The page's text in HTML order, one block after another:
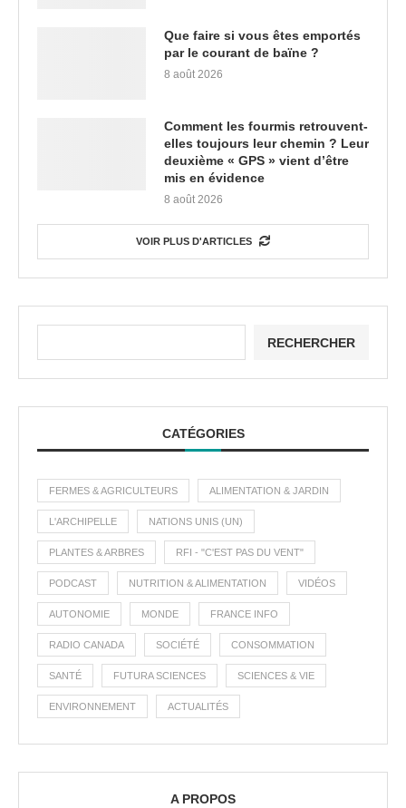
Que faire si vous êtes emportés
par le courant de baïne ?
8 août 2026
Comment les fourmis retrouvent-
elles toujours leur chemin ? Leur
deuxième « GPS » vient d’être
mis en évidence
8 août 2026
VOIR PLUS D'ARTICLES
RECHERCHER
CATÉGORIES
FERMES & AGRICULTEURS ALIMENTATION & JARDIN
L'ARCHIPELLE NATIONS UNIS (UN)
PLANTES & ARBRES RFI - "C'EST PAS DU VENT"
PODCAST NUTRITION & ALIMENTATION VIDÉOS
AUTONOMIE MONDE FRANCE INFO
RADIO CANADA SOCIÉTÉ CONSOMMATION
SANTÉ FUTURA SCIENCES SCIENCES & VIE
ENVIRONNEMENT ACTUALITÉS
A PROPOS